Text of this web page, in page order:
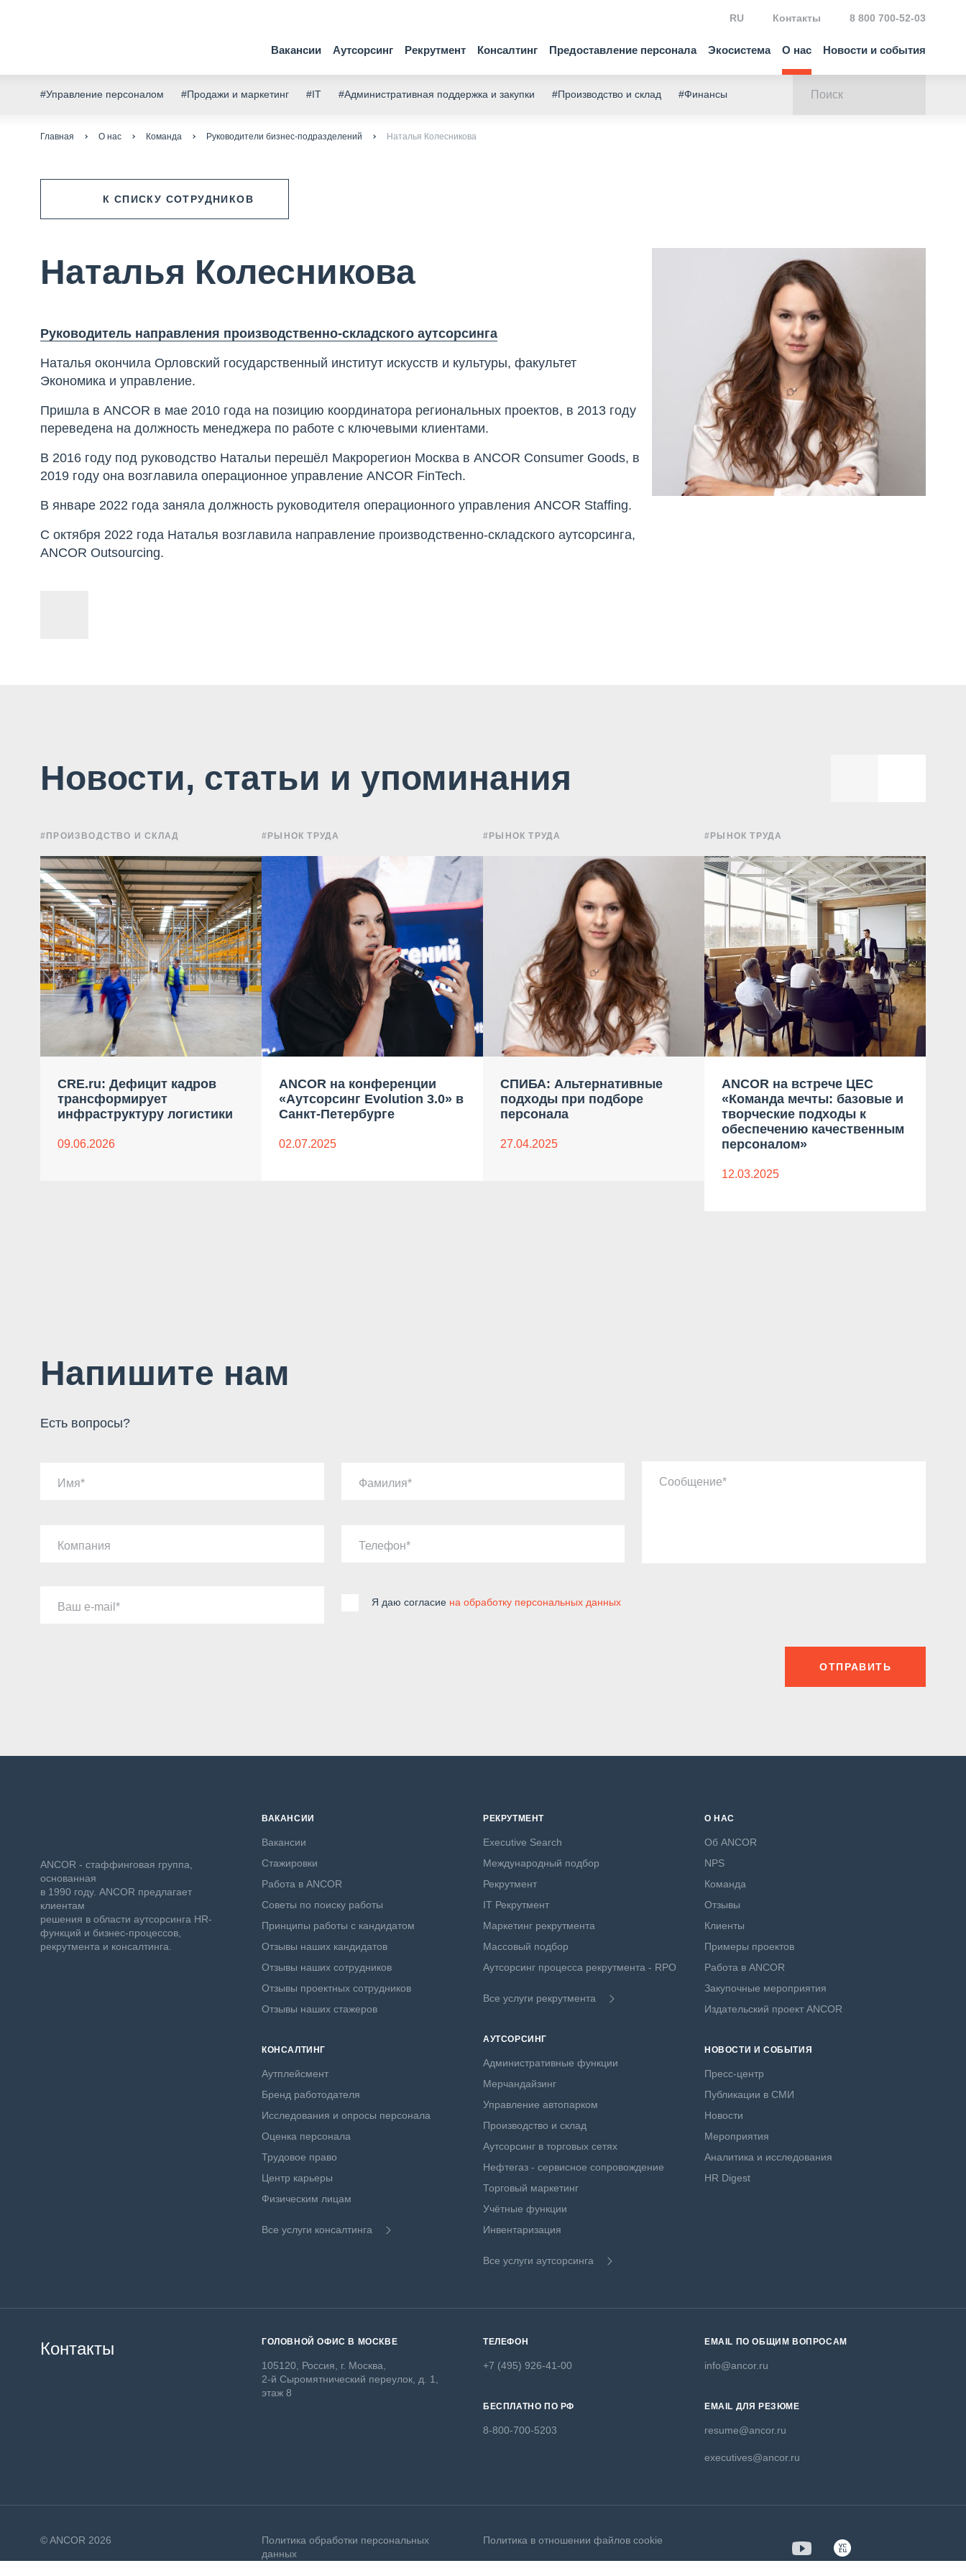
Вакансии Аутсорсинг Рекрутмент Консалтинг Предоставление персонала Экосистема О нас Новости и события
RU Контакты 8 800 700-52-03
#Управление персоналом #Продажи и маркетинг #IT #Административная поддержка и закупки #Производство и склад #Финансы
Главная О нас Команда Руководители бизнес-подразделений Наталья Колесникова
К СПИСКУ СОТРУДНИКОВ
Наталья Колесникова
Руководитель направления производственно-складского аутсорсинга
Наталья окончила Орловский государственный институт искусств и культуры, факультет
Экономика и управление.
Пришла в ANCOR в мае 2010 года на позицию координатора региональных проектов, в 2013 году
переведена на должность менеджера по работе с ключевыми клиентами.
В 2016 году под руководство Натальи перешёл Макрорегион Москва в ANCOR Consumer Goods, в
2019 году она возглавила операционное управление ANCOR FinTech.
В январе 2022 года заняла должность руководителя операционного управления ANCOR Staffing.
С октября 2022 года Наталья возглавила направление производственно-складского аутсорсинга,
ANCOR Outsourcing.
Новости, статьи и упоминания
#ПРОИЗВОДСТВО И СКЛАД
CRE.ru: Дефицит кадров
трансформирует
инфраструктуру логистики
09.06.2026
#РЫНОК ТРУДА
ANCOR на конференции
«Аутсорсинг Evolution 3.0» в
Санкт-Петербурге
02.07.2025
#РЫНОК ТРУДА
СПИБА: Альтернативные
подходы при подборе
персонала
27.04.2025
#РЫНОК ТРУДА
ANCOR на встрече ЦЕС
«Команда мечты: базовые и
творческие подходы к
обеспечению качественным
персоналом»
12.03.2025
Напишите нам
Есть вопросы?
Имя Фамилия
Компания Телефон
Ваш e-mail
Сообщение
Я даю согласие на обработку персональных данных
ОТПРАВИТЬ
ANCOR - стаффинговая группа,
основанная
в 1990 году. ANCOR предлагает
клиентам
решения в области аутсорсинга HR-
функций и бизнес-процессов,
рекрутмента и консалтинга.
ВАКАНСИИ
Вакансии
Стажировки
Работа в ANCOR
Советы по поиску работы
Принципы работы с кандидатом
Отзывы наших кандидатов
Отзывы наших сотрудников
Отзывы проектных сотрудников
Отзывы наших стажеров
КОНСАЛТИНГ
Аутплейсмент
Бренд работодателя
Исследования и опросы персонала
Оценка персонала
Трудовое право
Центр карьеры
Физическим лицам
Все услуги консалтинга
РЕКРУТМЕНТ
Executive Search
Международный подбор
Рекрутмент
IT Рекрутмент
Маркетинг рекрутмента
Массовый подбор
Аутсорсинг процесса рекрутмента - RPO
Все услуги рекрутмента
АУТСОРСИНГ
Административные функции
Мерчандайзинг
Управление автопарком
Производство и склад
Аутсорсинг в торговых сетях
Нефтегаз - сервисное сопровождение
Торговый маркетинг
Учётные функции
Инвентаризация
Все услуги аутсорсинга
О НАС
Об ANCOR
NPS
Команда
Отзывы
Клиенты
Примеры проектов
Работа в ANCOR
Закупочные мероприятия
Издательский проект ANCOR
НОВОСТИ И СОБЫТИЯ
Пресс-центр
Публикации в СМИ
Новости
Мероприятия
Аналитика и исследования
HR Digest
Контакты ГОЛОВНОЙ ОФИС В МОСКВЕ
105120, Россия, г. Москва,
2-й Сыромятнический переулок, д. 1,
этаж 8
ТЕЛЕФОН
+7 (495) 926-41-00
БЕСПЛАТНО ПО РФ
8-800-700-5203
EMAIL ПО ОБЩИМ ВОПРОСАМ
info@ancor.ru
EMAIL ДЛЯ РЕЗЮМЕ
resume@ancor.ru
executives@ancor.ru
© ANCOR 2026
Политика обработки персональных
данных
Политика в отношении файлов cookie